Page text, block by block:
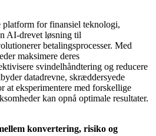
for finansiel teknologi,
AI-drevet løsning til
betalingsprocesser. Med
maksimere deres
svindelhåndtering og reducere
datadrevne, skræddersyede
at eksperimentere med forskellige
kan opnå optimale resultater.
konvertering, risiko og